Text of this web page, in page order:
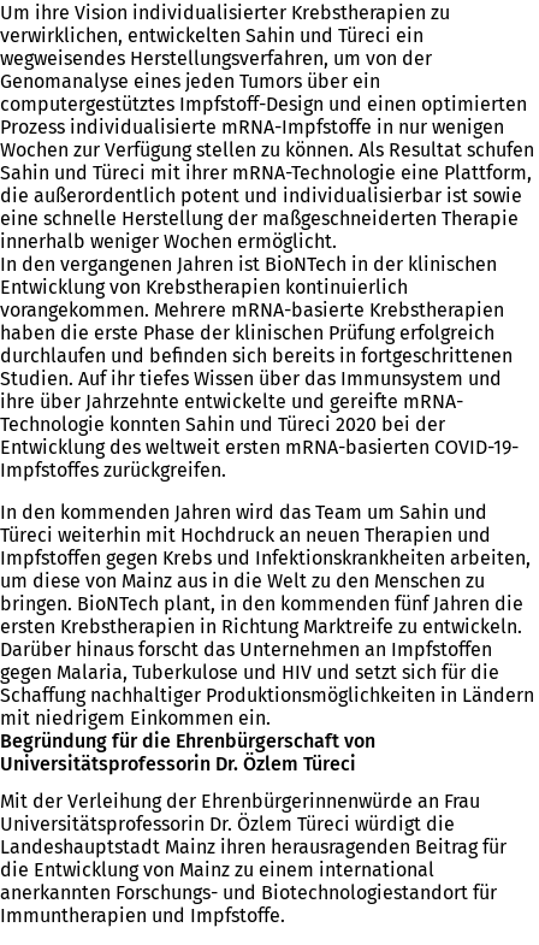
Um ihre Vision individualisierter Krebstherapien zu
verwirklichen, entwickelten Sahin und Türeci ein
wegweisendes Herstellungsverfahren, um von der
Genomanalyse eines jeden Tumors über ein
computergestütztes Impfstoff-Design und einen optimierten
Prozess individualisierte mRNA-Impfstoffe in nur wenigen
Wochen zur Verfügung stellen zu können. Als Resultat schufen
Sahin und Türeci mit ihrer mRNA-Technologie eine Plattform,
die außerordentlich potent und individualisierbar ist sowie
eine schnelle Herstellung der maßgeschneiderten Therapie
innerhalb weniger Wochen ermöglicht.
In den vergangenen Jahren ist BioNTech in der klinischen
Entwicklung von Krebstherapien kontinuierlich
vorangekommen. Mehrere mRNA-basierte Krebstherapien
haben die erste Phase der klinischen Prüfung erfolgreich
durchlaufen und befinden sich bereits in fortgeschrittenen
Studien. Auf ihr tiefes Wissen über das Immunsystem und
ihre über Jahrzehnte entwickelte und gereifte mRNA-
Technologie konnten Sahin und Türeci 2020 bei der
Entwicklung des weltweit ersten mRNA-basierten COVID-19-
Impfstoffes zurückgreifen.
In den kommenden Jahren wird das Team um Sahin und
Türeci weiterhin mit Hochdruck an neuen Therapien und
Impfstoffen gegen Krebs und Infektionskrankheiten arbeiten,
um diese von Mainz aus in die Welt zu den Menschen zu
bringen. BioNTech plant, in den kommenden fünf Jahren die
ersten Krebstherapien in Richtung Marktreife zu entwickeln.
Darüber hinaus forscht das Unternehmen an Impfstoffen
gegen Malaria, Tuberkulose und HIV und setzt sich für die
Schaffung nachhaltiger Produktionsmöglichkeiten in Ländern
mit niedrigem Einkommen ein.
Begründung für die Ehrenbürgerschaft von
Universitätsprofessorin Dr. Özlem Türeci
Mit der Verleihung der Ehrenbürgerinnenwürde an Frau
Universitätsprofessorin Dr. Özlem Türeci würdigt die
Landeshauptstadt Mainz ihren herausragenden Beitrag für
die Entwicklung von Mainz zu einem international
anerkannten Forschungs- und Biotechnologiestandort für
Immuntherapien und Impfstoffe.